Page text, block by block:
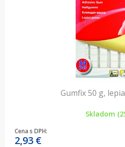
Gumfix 50 g,
Skladom
Cena s DPH:
2,93 €